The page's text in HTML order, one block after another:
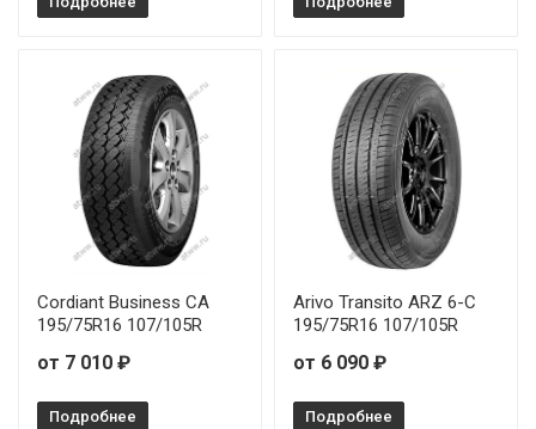
Cordiant Business CA
195/75R16 107/105R
от 7 010 ₽
Подробнее
Arivo Transito ARZ 6-C
195/75R16 107/105R
от 6 090 ₽
Подробнее